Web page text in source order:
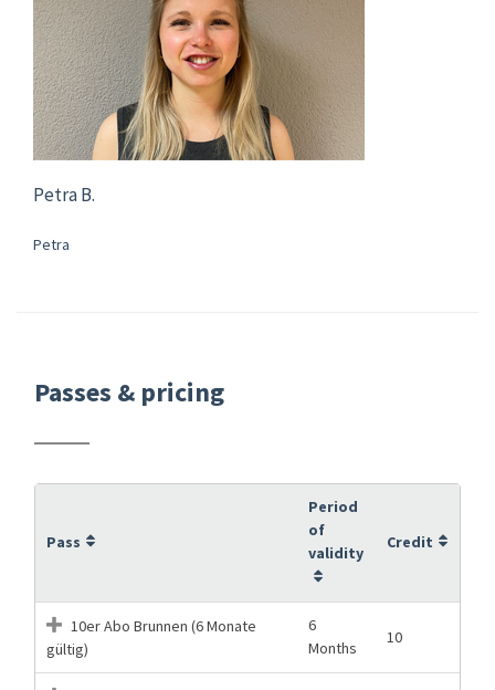
Petra B.
Petra
Passes & pricing
Pass
Period
of
validity
Credit
10er Abo Brunnen (6 Monate
gültig)
6
Months
10